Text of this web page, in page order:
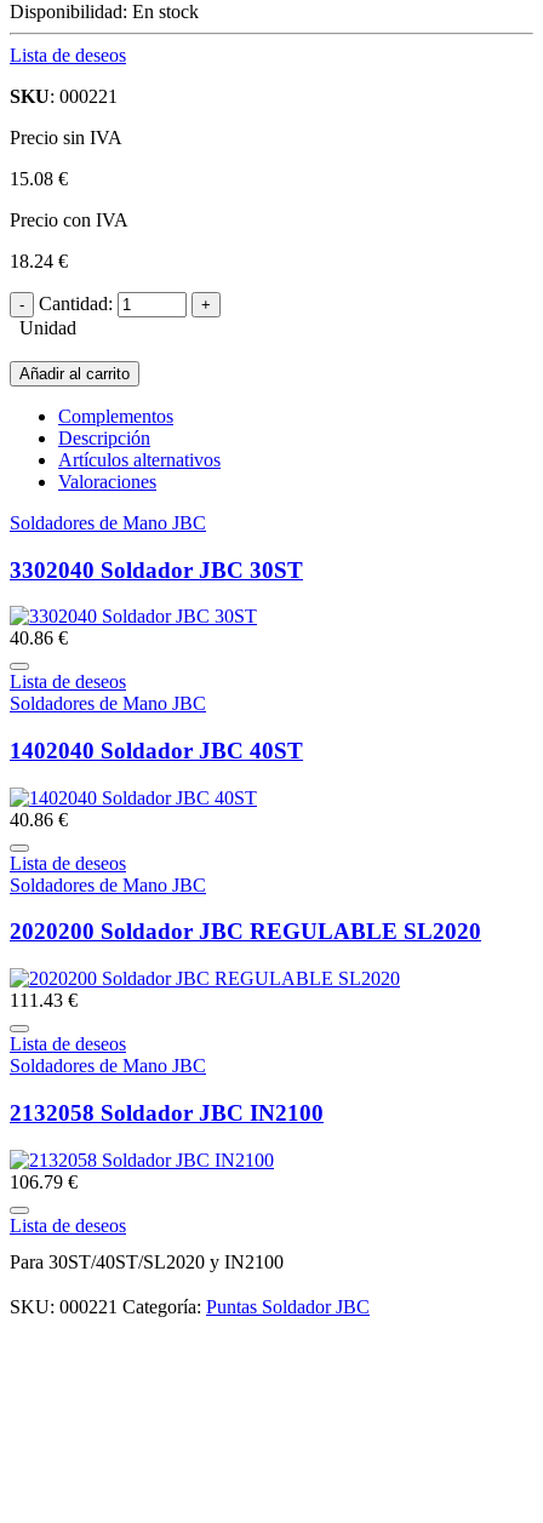
Disponibilidad: En stock
Lista de deseos
SKU: 000221
Precio sin IVA
15.08 €
Precio con IVA
18.24 €
Cantidad:
Unidad
Añadir al carrito
Complementos
Descripción
Artículos alternativos
Valoraciones
Soldadores de Mano JBC
3302040 Soldador JBC 30ST
40.86 €
Lista de deseos
Soldadores de Mano JBC
1402040 Soldador JBC 40ST
40.86 €
Lista de deseos
Soldadores de Mano JBC
2020200 Soldador JBC REGULABLE SL2020
111.43 €
Lista de deseos
Soldadores de Mano JBC
2132058 Soldador JBC IN2100
106.79 €
Lista de deseos
Para 30ST/40ST/SL2020 y IN2100
SKU: 000221 Categoría: Puntas Soldador JBC